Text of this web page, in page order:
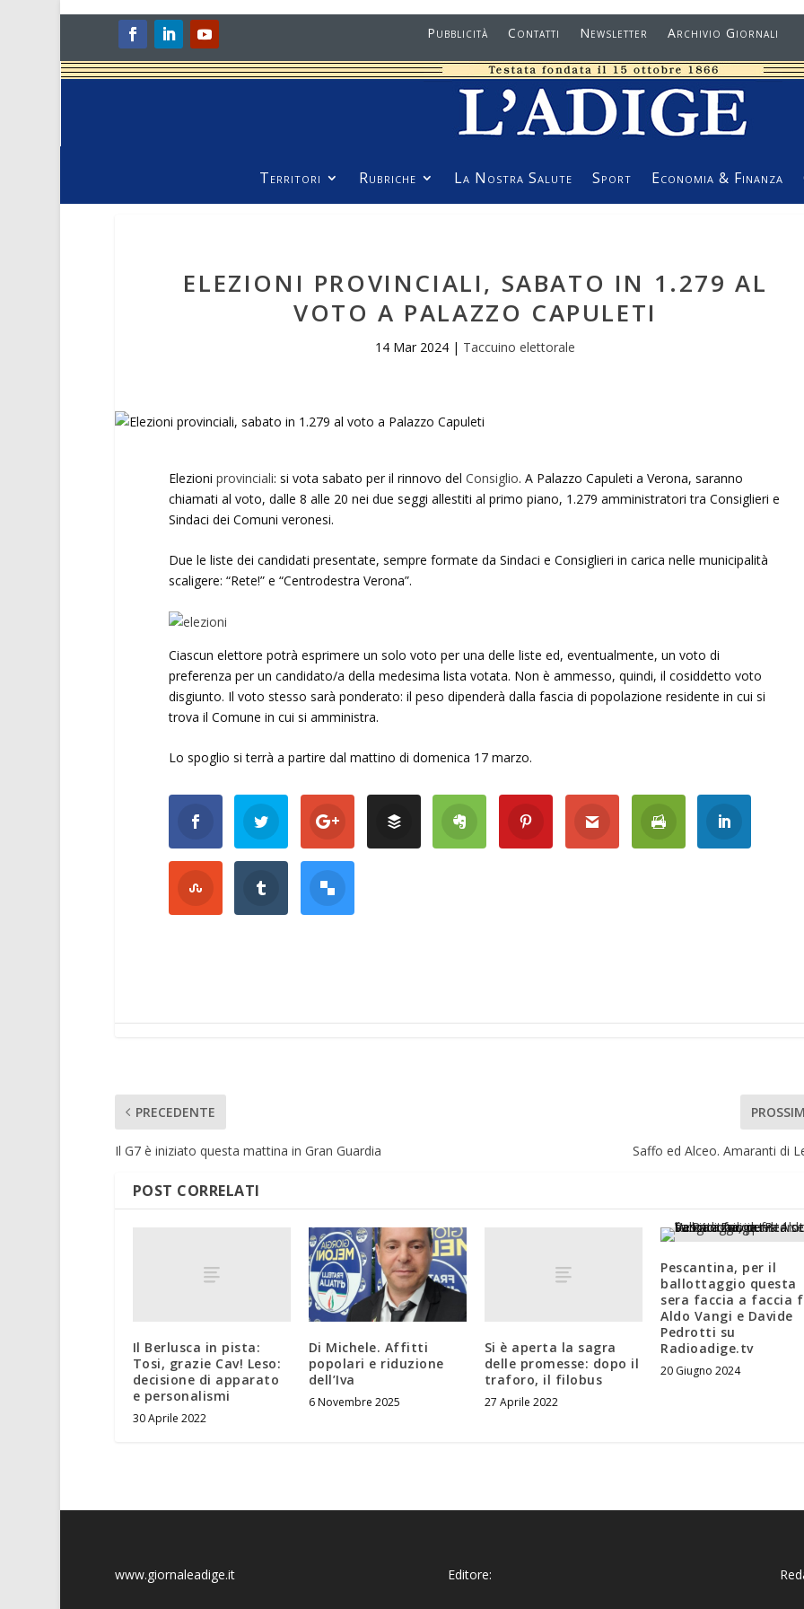
Pubblicità Contatti Newsletter Archivio Giornali
Territori Rubriche La Nostra Salute Sport Economia & Finanza
ELEZIONI PROVINCIALI, SABATO IN 1.279 AL
VOTO A PALAZZO CAPULETI
14 Mar 2024 | Taccuino elettorale
Elezioni provinciali: si vota sabato per il rinnovo del Consiglio. A Palazzo Capuleti a Verona, saranno
chiamati al voto, dalle 8 alle 20 nei due seggi allestiti al primo piano, 1.279 amministratori tra Consiglieri e
Sindaci dei Comuni veronesi.
Due le liste dei candidati presentate, sempre formate da Sindaci e Consiglieri in carica nelle municipalità
scaligere: “Rete!” e “Centrodestra Verona”.
Ciascun elettore potrà esprimere un solo voto per una delle liste ed, eventualmente, un voto di
preferenza per un candidato/a della medesima lista votata. Non è ammesso, quindi, il cosiddetto voto
disgiunto. Il voto stesso sarà ponderato: il peso dipenderà dalla fascia di popolazione residente in cui si
trova il Comune in cui si amministra.
Lo spoglio si terrà a partire dal mattino di domenica 17 marzo.
PRECEDENTE
Il G7 è iniziato questa mattina in Gran Guardia Saffo ed Alceo. Amaranti di
POST CORRELATI
Il Berlusca in pista:
Tosi, grazie Cav! Leso:
decisione di apparato
e personalismi
30 Aprile 2022
Di Michele. Affitti
popolari e riduzione
dell’Iva
6 Novembre 2025
Si è aperta la sagra
delle promesse: dopo il
traforo, il filobus
27 Aprile 2022
Pescantina, per il
ballottaggio questa
sera faccia a faccia
Aldo Vangi e Davide
Pedrotti su
Radioadige.tv
20 Giugno 2024
www.giornaleadige.it Editore: